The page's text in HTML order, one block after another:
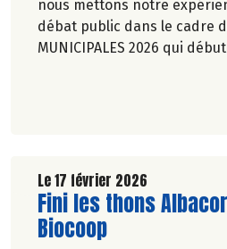
nous mettons notre
débat public dans le cadre
MUNICIPALES 2026 qui
transition écologique et
Le 17 février 2026
Lire la suite de
Fini les thons
Biocoop